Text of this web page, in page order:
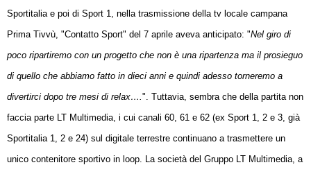
Sportitalia e poi di Sport 1, nella trasmissione della tv locale campana
Prima Tivvù, "Contatto Sport" del 7 aprile aveva anticipato: "Nel giro di
poco ripartiremo con un progetto che non è una ripartenza ma il prosieguo
di quello che abbiamo fatto in dieci anni e quindi adesso torneremo a
divertirci dopo tre mesi di relax….". Tuttavia, sembra che della partita non
faccia parte LT Multimedia, i cui canali 60, 61 e 62 (ex Sport 1, 2 e 3, già
Sportitalia 1, 2 e 24) sul digitale terrestre continuano a trasmettere un
unico contenitore sportivo in loop. La società del Gruppo LT Multimedia, a